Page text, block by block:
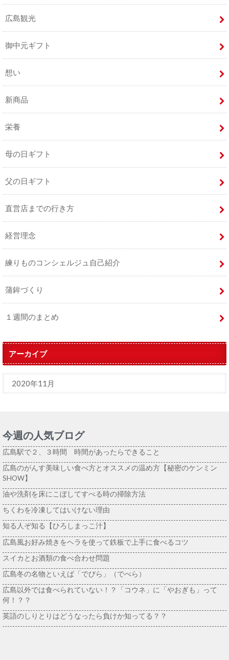
広島観光
御中元ギフト
想い
新商品
栄養
母の日ギフト
父の日ギフト
直営店までの行き方
経営理念
練りものコンシェルジュ自己紹介
蒲鉾づくり
１週間のまとめ
アーカイブ
今週の人気ブログ
広島駅で２、３時間 時間があったらできること
広島のがんす美味しい食べ方とオススメの温め方【秘密のケンミン
SHOW】
油や洗剤を床にこぼしてすべる時の掃除方法
ちくわを冷凍してはいけない理由
知る人ぞ知る【ひろしまっこ汁】
広島風お好み焼きをヘラを使って鉄板で上手に食べるコツ
スイカとお酒類の食べ合わせ問題
広島冬の名物といえば「でびら」（でべら）
広島以外では食べられていない！？「コウネ」に「やおぎも」って
何！？？
英語のしりとりはどうなったら負けか知ってる？？